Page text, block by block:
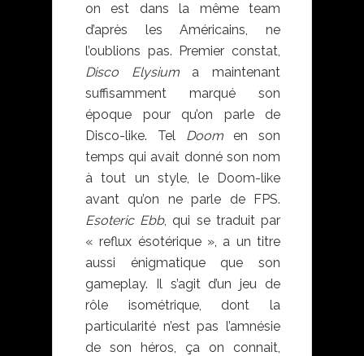
on est dans la même team
d’après les Américains, ne
l’oublions pas. Premier constat,
Disco Elysiuma maintenant
suffisamment marqué son
époque pour qu’on parle de
Disco-like. Tel Doomen son
temps qui avait donné son nom
à tout un style, le Doom-like
avant qu’on ne parle de FPS.
Esoteric Ebb, qui se traduit par
« reflux ésotérique », a un titre
aussi énigmatique que son
gameplay. Il s’agit d’un jeu de
rôle isométrique, dont la
particularité n’est pas l’amnésie
de son héros, ça on connait,